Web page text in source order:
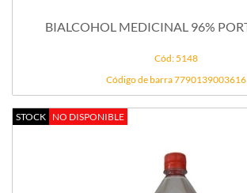
Cód: 5148
Código de barra 7790139003616
STOCK NO DISPONIBLE